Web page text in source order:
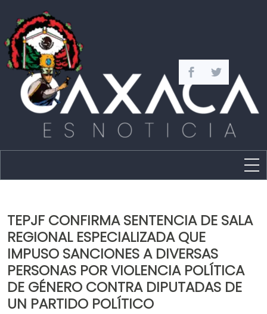
Capital
Policíaca
Cultura
Deportes
Opinión
TEPJF CONFIRMA SENTENCIA DE SALA
REGIONAL ESPECIALIZADA QUE
IMPUSO SANCIONES A DIVERSAS
PERSONAS POR VIOLENCIA POLÍTICA
DE GÉNERO CONTRA DIPUTADAS DE
UN PARTIDO POLÍTICO